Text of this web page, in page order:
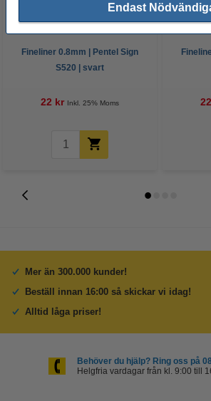
Endast
Fineliner 0.8mm | Pentel Sign
S520 | svart
22 kr Inkl. 25% Moms
Mer än 300.000 kunder!
Beställ innan 16:00 så skickar vi idag!
Alltid låga priser!
Behöver du hjälp? Ring oss på
Helgfria vardagar från kl. 9:00 till